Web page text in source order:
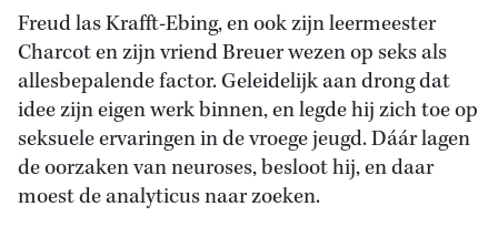
Freud las Krafft-Ebing, en ook zijn leermeester
Charcot en zijn vriend Breuer wezen op seks als
allesbepalende factor. Geleidelijk aan drong dat
idee zijn eigen werk binnen, en legde hij zich toe op
seksuele ervaringen in de vroege jeugd. Dáár lagen
de oorzaken van neuroses, besloot hij, en daar
moest de analyticus naar zoeken.